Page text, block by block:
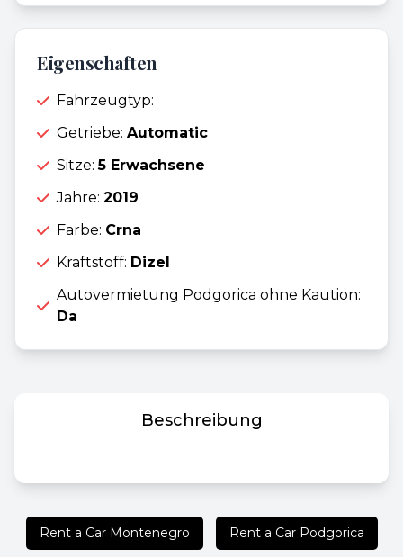
Eigenschaften
Fahrzeugtyp:
Getriebe: Automatic
Sitze:5 Erwachsene
Jahre: 2019
Farbe: Crna
Kraftstoff: Dizel
Autovermietung Podgorica ohne Kaution:
Da
Beschreibung
Rent a Car Montenegro Rent a Car Podgorica